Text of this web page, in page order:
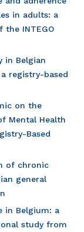
in adults: a
the INTEGO
in Belgian
registry-based
on the
Mental Health
Based
of chronic
general
in Belgium: a
study from